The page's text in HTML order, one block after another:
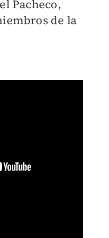
Pacheco,
de la